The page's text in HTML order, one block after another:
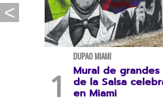
DUPAO MIAMI
Mural de grandes
de la Salsa
en Miami